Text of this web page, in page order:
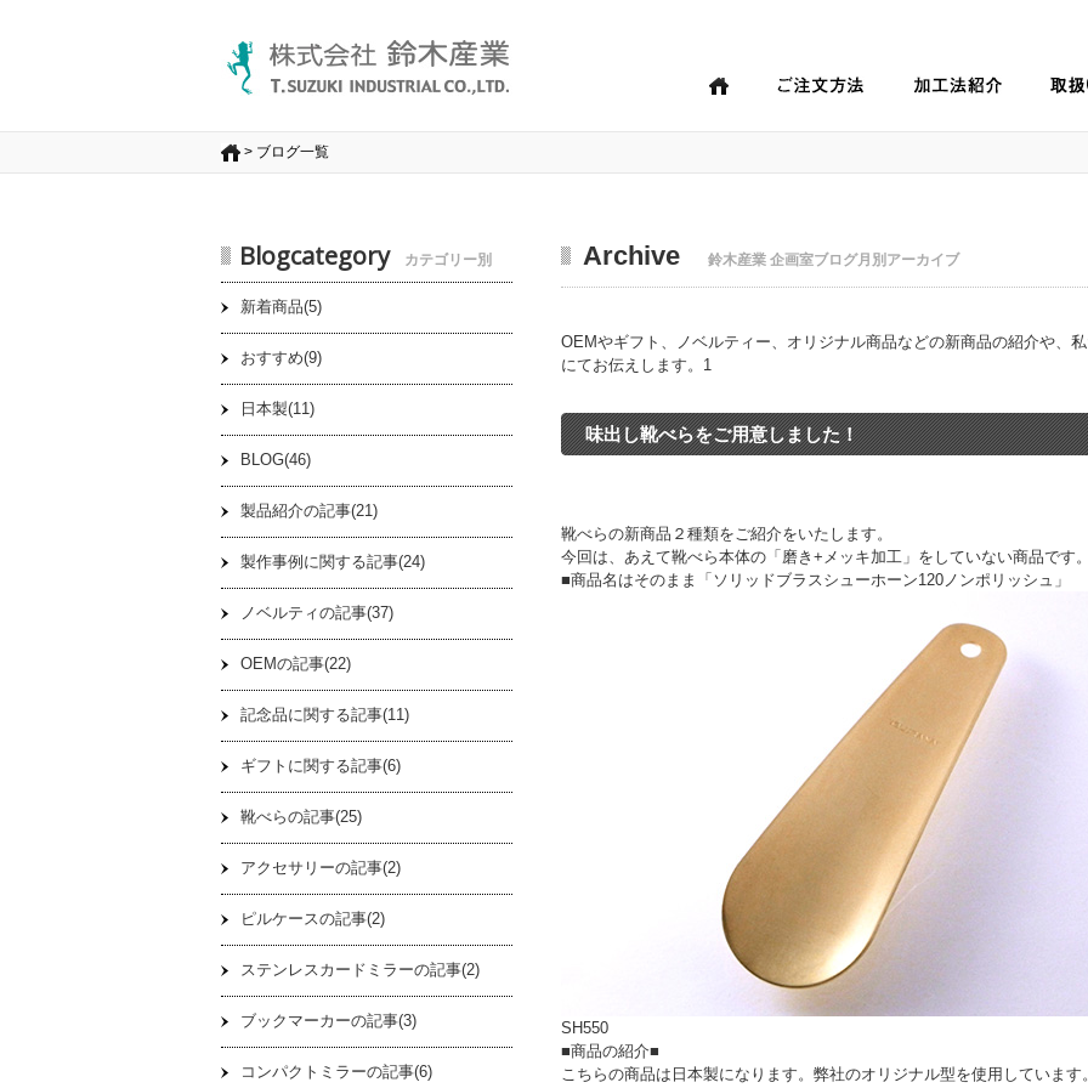
> ブログ一覧
Blogcategory カテゴリー別
新着商品(5)
おすすめ(9)
日本製(11)
BLOG(46)
製品紹介の記事(21)
製作事例に関する記事(24)
ノベルティの記事(37)
OEMの記事(22)
記念品に関する記事(11)
ギフトに関する記事(6)
靴べらの記事(25)
アクセサリーの記事(2)
ピルケースの記事(2)
ステンレスカードミラーの記事(2)
ブックマーカーの記事(3)
コンパクトミラーの記事(6)
Archive 鈴木産業 企画室ブログ月別アーカイブ
OEMやギフト、ノベルティー、オリジナル商品などの新商品の紹介や、
にてお伝えします。1
味出し靴べらをご用意しました！
靴べらの新商品２種類をご紹介をいたします。
今回は、あえて靴べら本体の「磨き+メッキ加工」をしていない商品です
■商品名はそのまま
「ソリッドブラスシューホーン120ノンポリッシュ」
SH550
■商品の紹介■
こちらの商品は 日本製になります。弊社のオリジナル型を使用しています